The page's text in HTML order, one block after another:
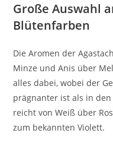
Große Auswahl
Blütenfarben
Die Aromen der
Minze und Anis über
alles dabei, wobei der
prägnanter ist als in
reicht von Weiß über
zum bekannten Violett.